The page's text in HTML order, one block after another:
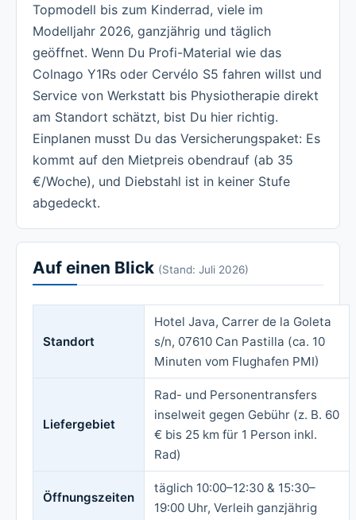
Topmodell bis zum Kinderrad, viele im
Modelljahr 2026, ganzjährig und täglich
geöffnet. Wenn Du Profi-Material wie das
Colnago Y1Rs oder Cervélo S5 fahren willst und
Service von Werkstatt bis Physiotherapie direkt
am Standort schätzt, bist Du hier richtig.
Einplanen musst Du das Versicherungspaket: Es
kommt auf den Mietpreis obendrauf (ab 35
€/Woche), und Diebstahl ist in keiner Stufe
abgedeckt.
Auf einen Blick (Stand: Juli 2026)
Standort
Hotel Java, Carrer de la Goleta
s/n, 07610 Can Pastilla (ca. 10
Minuten vom Flughafen PMI)
Liefergebiet
Rad- und Personentransfers
inselweit gegen Gebühr (z. B. 60
€ bis 25 km für 1 Person inkl.
Rad)
Öffnungszeiten
täglich 10:00–12:30 & 15:30–
19:00 Uhr, Verleih ganzjährig